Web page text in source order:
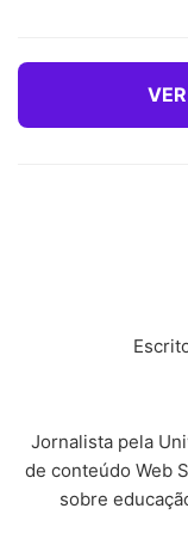
Jornalista pela
de conteúdo Web
sobre